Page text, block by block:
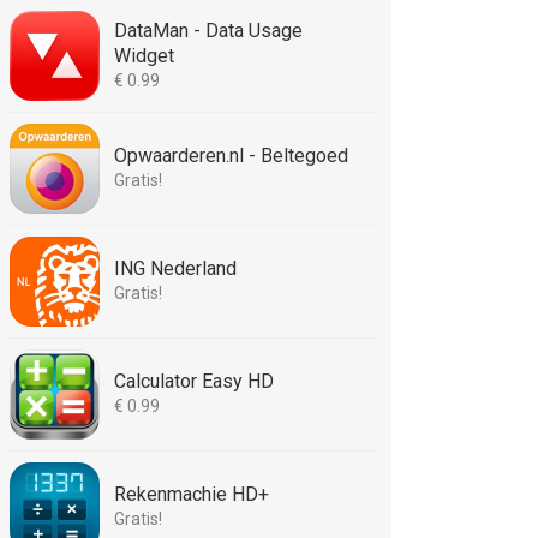
DataMan - Data Usage
Widget
€ 0.99
Opwaarderen.nl - Beltegoed
Gratis!
ING Nederland
Gratis!
Calculator Easy HD
€ 0.99
Rekenmachie HD+
Gratis!